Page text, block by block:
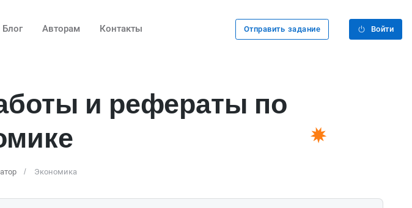
Блог Авторам Контакты Отправить задание Войти
и рефераты по
Экономика